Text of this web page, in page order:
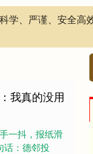
、严谨、安全
我真的没用
一抖，报纸滑
话：德邻投